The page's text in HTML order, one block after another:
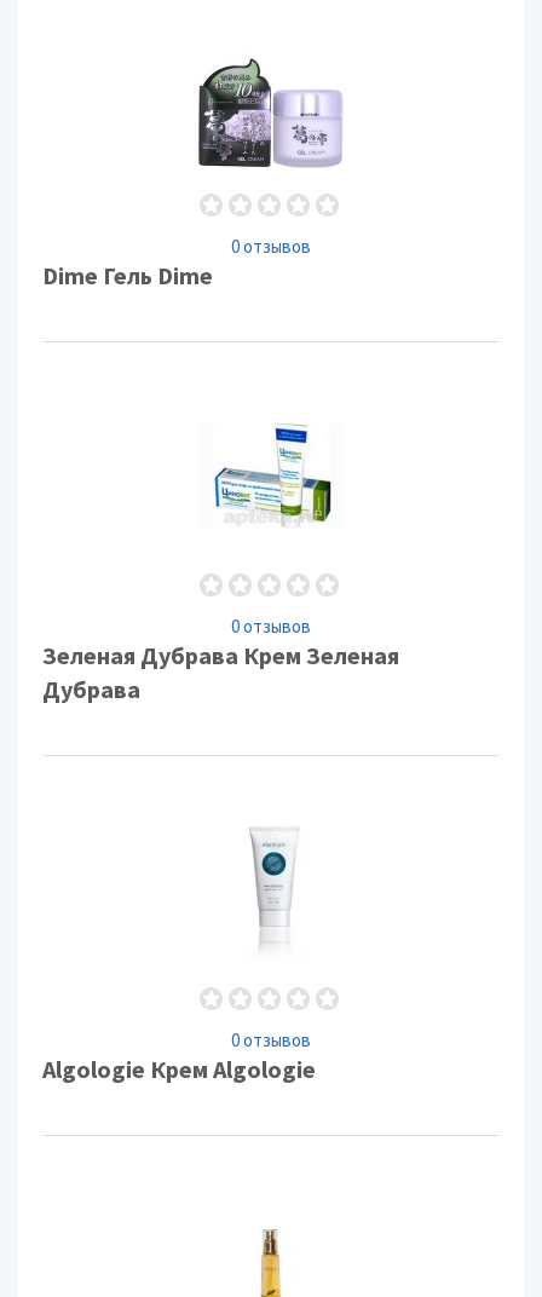
0 отзывов
Dime Гель Dime
0 отзывов
Зеленая Дубрава Крем Зеленая
Дубрава
0 отзывов
Algologie Крем Algologie